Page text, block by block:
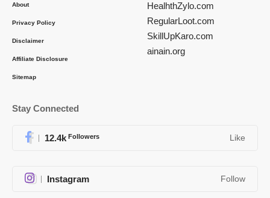
About
Privacy Policy
Disclaimer
Affiliate Disclosure
Sitemap
HealhthZylo.com
RegularLoot.com
SkillUpKaro.com
ainain.org
Stay Connected
12.4k Followers Like
Instagram Follow